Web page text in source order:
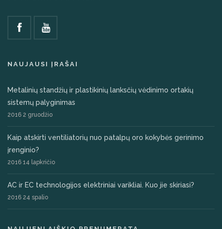
NAUJAUSI ĮRAŠAI
Metalinių standžių ir plastikinių lanksčių vėdinimo ortakių
sistemų palyginimas
2016 2 gruodžio
Kaip atskirti ventiliatorių nuo patalpų oro kokybės gerinimo
įrenginio?
2016 14 lapkričio
AC ir EC technologijos elektriniai varikliai. Kuo jie skiriasi?
2016 24 spalio